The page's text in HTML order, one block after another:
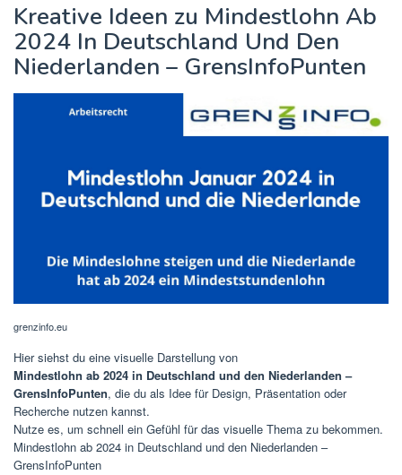
Kreative Ideen zu Mindestlohn Ab
2024 In Deutschland Und Den
Niederlanden – GrensInfoPunten
grenzinfo.eu
Hier siehst du eine visuelle Darstellung von
Mindestlohn ab 2024 in Deutschland und den Niederlanden –
GrensInfoPunten, die du als Idee für Design, Präsentation oder
Recherche nutzen kannst.
Nutze es, um schnell ein Gefühl für das visuelle Thema zu bekommen.
Mindestlohn ab 2024 in Deutschland und den Niederlanden –
GrensInfoPunten